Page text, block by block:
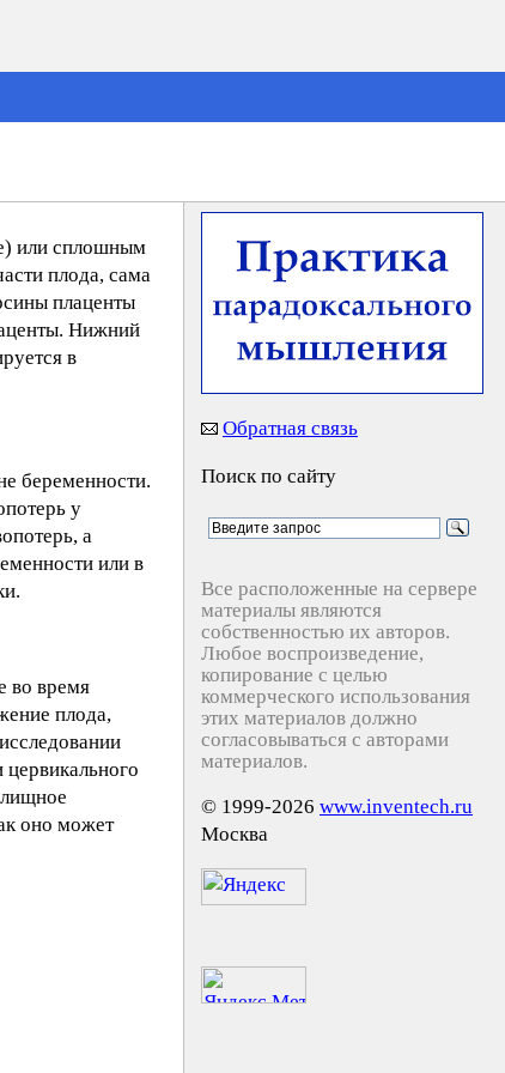
или сплошным
плода, сама
плаценты
Нижний
в
беременности.
у
а
или в
во время
плода,
оно может
Обратная связь
Поиск по сайту
Все расположенные на сервере
материалы являются
собственностью их авторов.
Любое воспроизведение,
копирование с целью
коммерческого использования
этих материалов должно
согласовываться с авторами
материалов.
© 1999-2026 www.inventech.ru
Москва